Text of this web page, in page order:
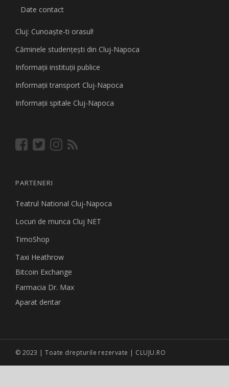
Date contact
Cluj: Cunoaşte-ti orasul!
Căminele studenţeşti din Cluj-Napoca
Informaţii instituţii publice
Informaţii transport Cluj-Napoca
Informaţii spitale Cluj-Napoca
PARTENERI
Teatrul National Cluj-Napoca
Locuri de munca Cluj NET
TimoShop
Taxi Heathrow
Bitcoin Exchange
Farmacia Dr. Max
Aparat dentar
© 2023 | Toate drepturile rezervate | CLUJU.RO